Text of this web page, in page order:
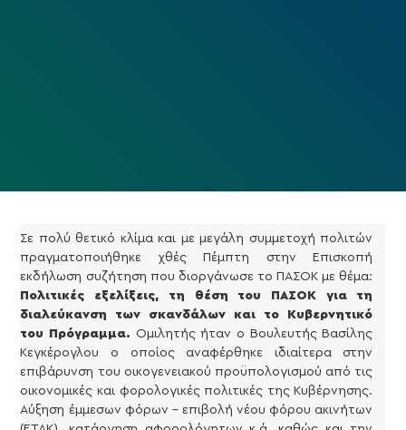
Σε πολύ θετικό κλίμα και με μεγάλη συμμετοχή πολιτών
πραγματοποιήθηκε χθές Πέμπτη στην Επισκοπή
εκδήλωση συζήτηση που διοργάνωσε το ΠΑΣΟΚ με θέμα:
Πολιτικές εξελίξεις, τη θέση του ΠΑΣΟΚ για τη
διαλεύκανση των σκανδάλων και το Κυβερνητικό
του Πρόγραμμα. Ομιλητής ήταν ο Βουλευτής Βασίλης
Κεγκέρογλου ο οποίος αναφέρθηκε ιδιαίτερα στην
επιβάρυνση του οικογενειακού προϋπολογισμού από τις
οικονομικές και φορολογικές πολιτικές της Κυβέρνησης.
Αύξηση έμμεσων φόρων – επιβολή νέου φόρου ακινήτων